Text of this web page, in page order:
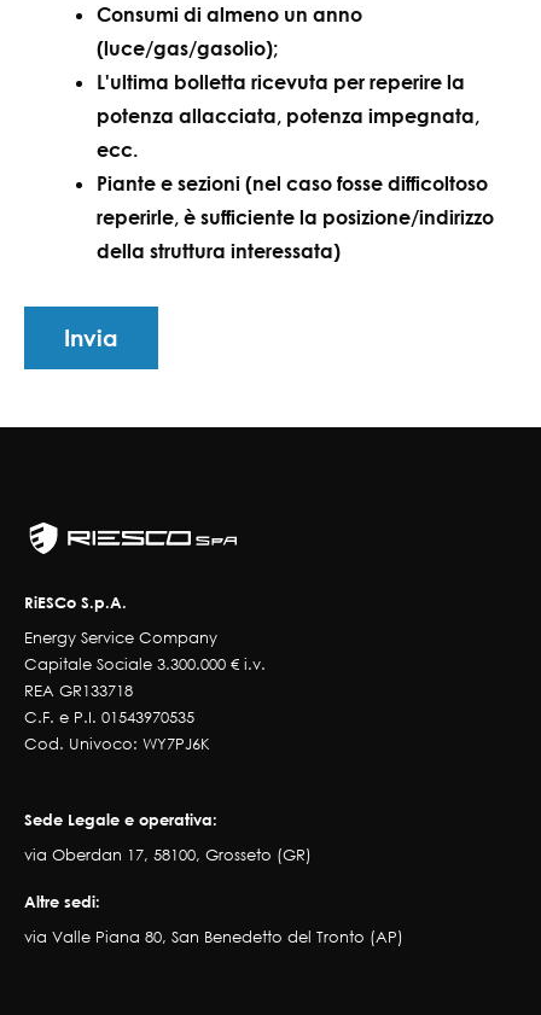
Consumi di almeno un anno
(luce/gas/gasolio);
L'ultima bolletta ricevuta per reperire la
potenza allacciata, potenza impegnata,
ecc.
Piante e sezioni (nel caso fosse difficoltoso
reperirle, è sufficiente la posizione/indirizzo
della struttura interessata)
RiESCo S.p.A.
Energy Service Company
Capitale Sociale 3.300.000 € i.v.
REA GR133718
C.F. e P.I. 01543970535
Cod. Univoco: WY7PJ6K
Sede Legale e operativa:
via Oberdan 17, 58100, Grosseto (GR)
Altre sedi:
via Valle Piana 80, San Benedetto del Tronto (AP)